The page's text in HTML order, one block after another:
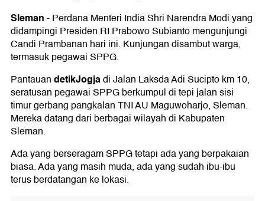
Sleman-Perdana Menteri India Shri Narendra Modi yang
didampingi Presiden RI Prabowo Subianto mengunjungi
Candi Prambanan hari ini. Kunjungan disambut warga,
termasuk pegawai SPPG.
PantauandetikJogjadi Jalan Laksda Adi Sucipto km 10,
seratusan pegawai SPPG berkumpul di tepi jalan sisi
timur gerbang pangkalan TNI AU Maguwoharjo, Sleman.
Mereka datang dari berbagai wilayah di Kabupaten
Sleman.
Ada yang berseragam SPPG tetapi ada yang berpakaian
biasa. Ada yang masih muda, ada yang sudah ibu-ibu
terus berdatangan ke lokasi.